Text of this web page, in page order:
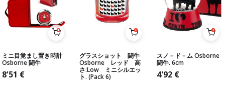
ミニ目覚まし置き時計
Osborne 闘牛
8'51 €
グラスショット 闘牛
Osborne レッド 高
さ:Low ミニシルエッ
ト. (Pack 6)
スノ－ド－ム Osborne
闘牛. 6cm
4'92 €